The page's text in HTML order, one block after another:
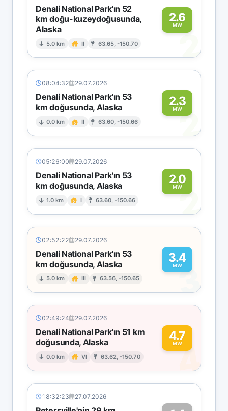
Denali National Park'ın 52
km doğu-kuzeydoğusunda,
Alaska
5.0 km II 63.65, -150.70
2.6
MW
2
08:04:32 29.07.2026
Denali National Park'ın 53
km doğusunda, Alaska
0.0 km II 63.60, -150.66
2.3
MW2
05:26:00 29.07.2026
Denali National Park'ın 53
km doğusunda, Alaska
1.0 km I 63.60, -150.66
2.0
MW2
02:52:22 29.07.2026
Denali National Park'ın 53
km doğusunda, Alaska
5.0 km III 63.56, -150.65
3.4
MW
3
02:49:24 29.07.2026
Denali National Park'ın 51 km
doğusunda, Alaska
0.0 km VI 63.62, -150.70
4.7
MW
4
18:32:23 27.07.2026